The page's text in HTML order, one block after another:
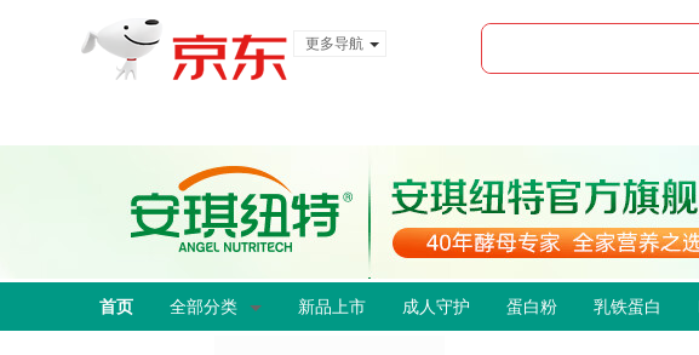
更多导航
首页 全部分类 新品上市 成人守护 蛋白粉 乳铁蛋白